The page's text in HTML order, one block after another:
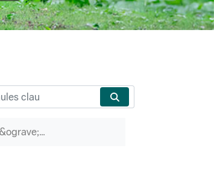
P&agrave;gines &ograve;rfenes